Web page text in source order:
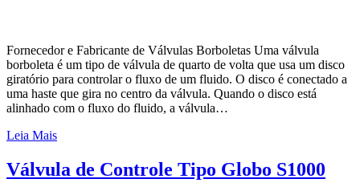
Fornecedor e Fabricante de Válvulas Borboletas Uma válvula
borboleta é um tipo de válvula de quarto de volta que usa um disco
giratório para controlar o fluxo de um fluido. O disco é conectado a
uma haste que gira no centro da válvula. Quando o disco está
alinhado com o fluxo do fluido, a válvula…
Leia Mais
Válvula de Controle Tipo Globo S1000